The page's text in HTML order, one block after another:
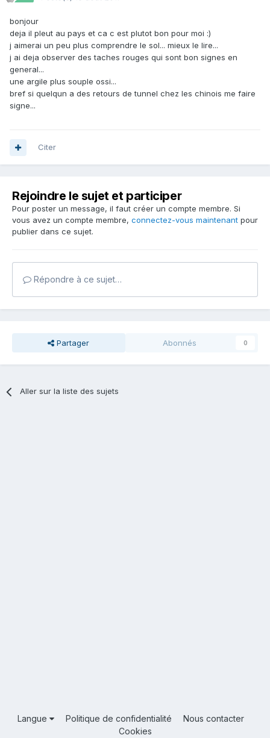
bonjour
deja il pleut au pays et ca c est plutot bon pour moi :)
j aimerai un peu plus comprendre le sol... mieux le lire...
j ai deja observer des taches rouges qui sont bon signes en
general...
une argile plus souple ossi...
bref si quelqun a des retours de tunnel chez les chinois me faire
signe...
Citer
Rejoindre le sujet et participer
Pour poster un message, il faut créer un compte membre. Si
vous avez un compte membre, connectez-vous maintenant pour
publier dans ce sujet.
Répondre à ce sujet…
Partager Abonnés 0
Aller sur la liste des sujets
Langue Politique de confidentialité
Nous contacter
Cookies